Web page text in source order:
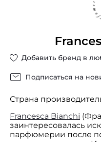
Добавить бренд в
Подписаться на
Страна
Francesca Bianchi
заинтересовалась
парфюмерии после